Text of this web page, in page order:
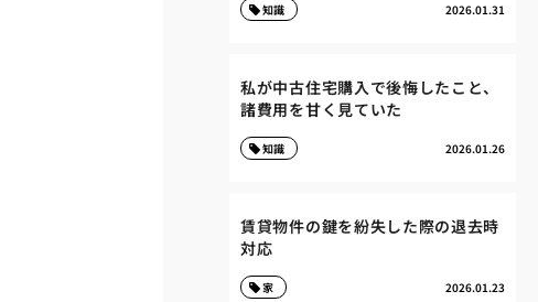
2026.01.31
知識
私が中古住宅購入で後悔したこと、
諸費用を甘く見ていた
2026.01.26
知識
賃貸物件の鍵を紛失した際の退去時
対応
2026.01.23
家